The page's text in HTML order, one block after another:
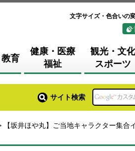
文字サイズ・色合いの
育
健康・医療
福祉
観光・文化
スポーツ
サイト検索
【坂井ほや丸】ご当地キャラクター集合